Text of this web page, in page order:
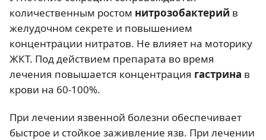
количественным ростом нитрозобактерий в
желудочном секрете и повышением
концентрации нитратов. Не влияет на моторику
ЖКТ. Под действием препарата во время
лечения повышается концентрация гастрина в
крови на 60-100%.
При лечении язвенной болезни обеспечивает
быстрое и стойкое заживление язв. При лечении